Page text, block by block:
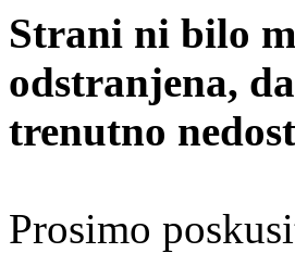
Strani ni bilo
odstranjena,
trenutno
Prosimo